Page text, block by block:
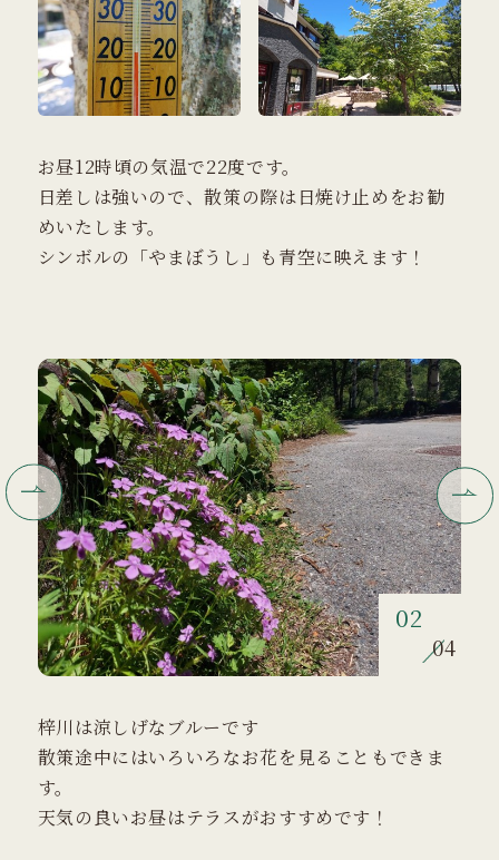
お昼12時頃の気温で22度です。
日差しは強いので、散策の際は日焼け止めをお勧
めいたします。
シンボルの「やまぼうし」も青空に映えます！
02
04
梓川は涼しげなブルーです
散策途中にはいろいろなお花を見ることもできま
す。
天気の良いお昼はテラスがおすすめです！